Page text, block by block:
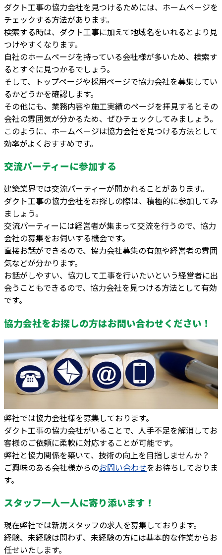
ダクト工事の協力会社を見つけるためには、ホームページを
チェックする方法があります。
検索する時は、ダクト工事に加えて地域名をいれるとより見
つけやすくなります。
自社のホームページを持っている会社様が多いため、検索す
るとすぐに見つかるでしょう。
そして、トップページや採用ページで協力会社を募集してい
るかどうかを確認します。
その他にも、業務内容や施工実績のページを拝見するとその
会社の雰囲気が分かるため、ぜひチェックしてみましょう。
このように、ホームページは協力会社を見つける方法として
効率がよくおすすめです。
交流パーティーに参加する
建築業界では交流パーティーが開かれることがあります。
ダクト工事の協力会社をお探しの際は、積極的に参加してみ
ましょう。
交流パーティーには経営者が集まって交流を行うので、協力
会社の募集をお伺いする機会です。
直接お話ができるので、協力会社募集の有無や経営者の雰囲
気などが分かります。
お話がしやすい、協力して工事を行いたいという経営者に出
会うこともできるので、協力会社を見つける方法として有効
です。
協力会社をお探しの方はお問い合わせください！
弊社では協力会社様を募集しております。
ダクト工事の協力会社がいることで、人手不足を解消してお
客様のご依頼に柔軟に対応することが可能です。
弊社と協力関係を築いて、技術の向上を目指しませんか？
ご興味のある会社様からのお問い合わせをお待ちしておりま
す。
スタッフ一人一人に寄り添います！
現在弊社では新規スタッフの求人を募集しております。
経験、未経験は問わず、未経験の方には基本的な作業からお
任せいたします。